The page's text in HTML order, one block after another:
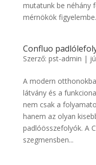
mutatunk be néhány
mérnökök
Confluo
Szerző: pst-admin |
A modern
látvány és a
nem csak a
hanem az olyan
padlóösszefolyók. A
szegmensben...